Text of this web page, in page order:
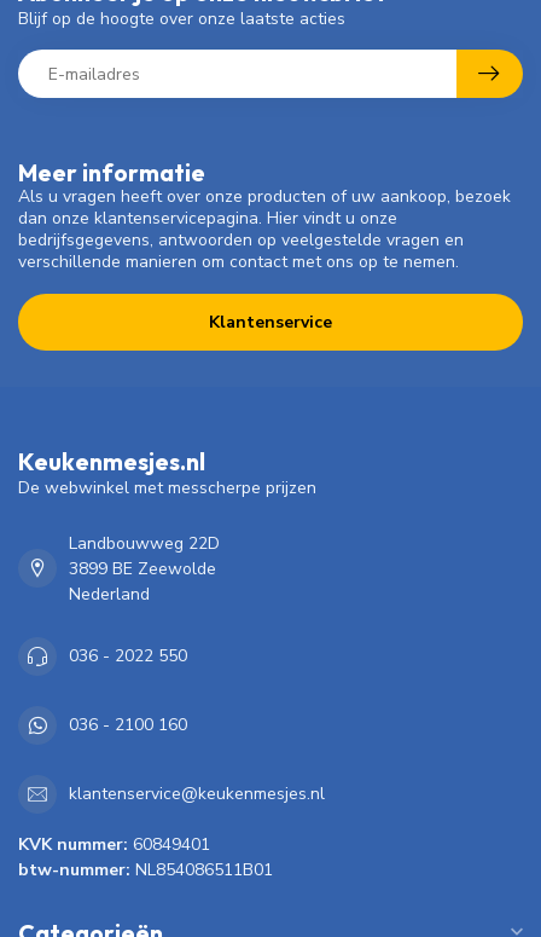
Meer informatie
Als u vragen heeft over onze producten of uw aankoop, bezoek
dan onze klantenservicepagina. Hier vindt u onze
bedrijfsgegevens, antwoorden op veelgestelde vragen en
verschillende manieren om contact met ons op te nemen.
Klantenservice
Blijf op de hoogte over onze laatste acties
Keukenmesjes.nl
De webwinkel met messcherpe prijzen
Landbouwweg 22D
3899 BE Zeewolde
Nederland
036 - 2022 550
036 - 2100 160
klantenservice@keukenmesjes.nl
KVK nummer: 60849401
btw-nummer: NL854086511B01